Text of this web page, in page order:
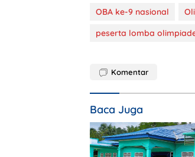
OBA ke-9 nasional
peserta lomba
Komentar
Baca Juga